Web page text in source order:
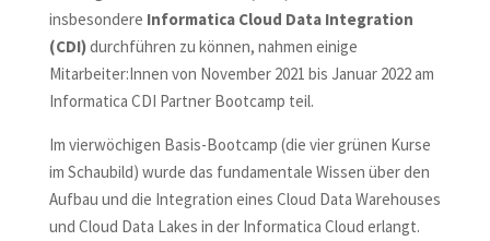
insbesondere Informatica Cloud Data Integration
(CDI)durchführen zu können, nahmen einige
Mitarbeiter:Innen von November 2021 bis Januar 2022 am
Informatica CDI Partner Bootcamp teil.
Im vierwöchigen Basis-Bootcamp (die vier grünen Kurse
im Schaubild) wurde das fundamentale Wissen über den
Aufbau und die Integration eines Cloud Data Warehouses
und Cloud Data Lakes in der Informatica Cloud erlangt.